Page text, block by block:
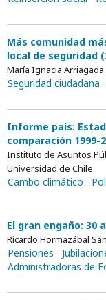
Más comunidad
local de seguridad
María Ignacia
Seguridad ciudadana
Informe país:
comparación 1999-
Instituto de Asuntos
Universidad de Chile
Cambo climático
El gran engaño: 30
Ricardo Hormazábal
Pensiones
Administradoras de